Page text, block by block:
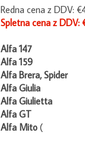
Redna cena z DDV:
Spletna cena z DDV:
Alfa 147
Alfa 159
Alfa Brera, Spider
Alfa Giulia
Alfa Giulietta
Alfa GT
Alfa Mito(